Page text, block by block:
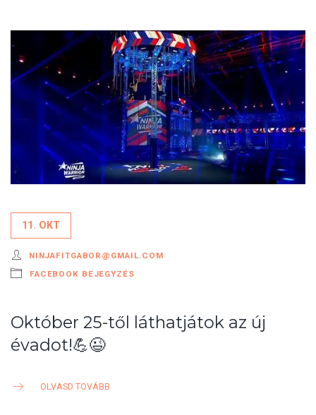
11. OKT
NINJAFITGABOR@GMAIL.COM
FACEBOOK BEJEGYZÉS
Október 25-től láthatjátok az új
évadot!💪😉
OLVASD TOVÁBB